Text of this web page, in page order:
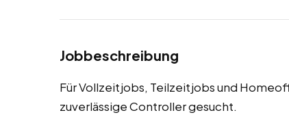
Jobbeschreibung
Für Vollzeitjobs, Teilzeitjobs und
zuverlässige Controller gesucht.